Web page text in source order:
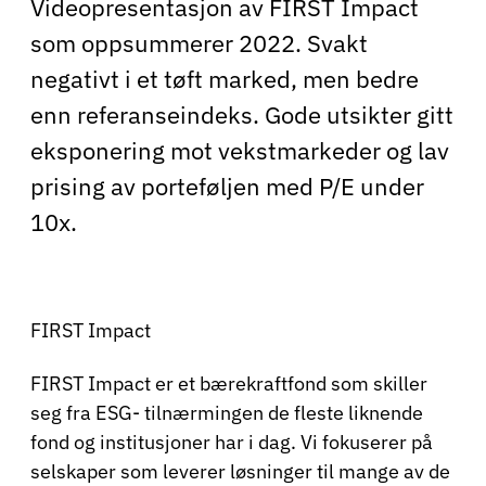
Videopresentasjon av FIRST Impact
som oppsummerer 2022. Svakt
negativt i et tøft marked, men bedre
enn referanseindeks. Gode utsikter gitt
eksponering mot vekstmarkeder og lav
prising av porteføljen med P/E under
10x.
FIRST Impact
FIRST Impact er et bærekraftfond som skiller
seg fra ESG- tilnærmingen de fleste liknende
fond og institusjoner har i dag. Vi fokuserer på
selskaper som leverer løsninger til mange av de